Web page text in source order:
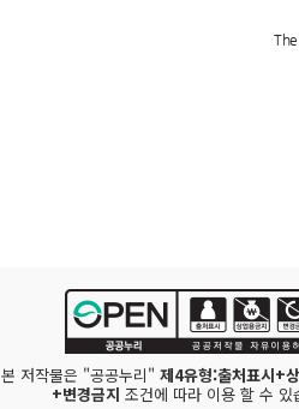
본 저작물은 "공공누리" 제4유형:출처표시+
+변경금지 조건에 따라 이용 할 수 있